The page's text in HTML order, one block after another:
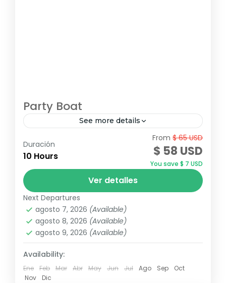
Party Boat
See more details
¡Vive la mejor fiesta en el mar con Party
Boat Punta Cana! Música y diversión sin
límites en un catamarán exclusivo. Reserva
ahora y disfruta...
Duración
10 Hours
From $ 65 USD
$ 58 USD
You save $ 7 USD
Ver detalles
Next Departures
agosto 7, 2026 (Available)
agosto 8, 2026 (Available)
agosto 9, 2026 (Available)
Availability:
Ene Feb Mar Abr May Jun Jul Ago Sep
Oct
Nov
Dic